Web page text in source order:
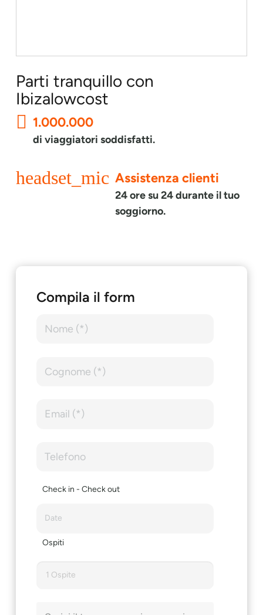
Parti tranquillo con
Ibizalowcost
1.000.000
di viaggiatori soddisfatti.
headset_mic Assistenza clienti
24 ore su 24 durante il tuo
soggiorno.
Compila il form
Check in - Check out
Ospiti
1 Ospite